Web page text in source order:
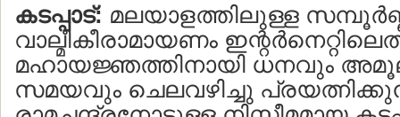
കടപ്പാട്: മലയാളത്തിലുള്ള
വാല്മീകീരാമായണം
മഹായജ്ഞത്തിനായി ധനവും
സമയവും ചെലവഴിച്ചു